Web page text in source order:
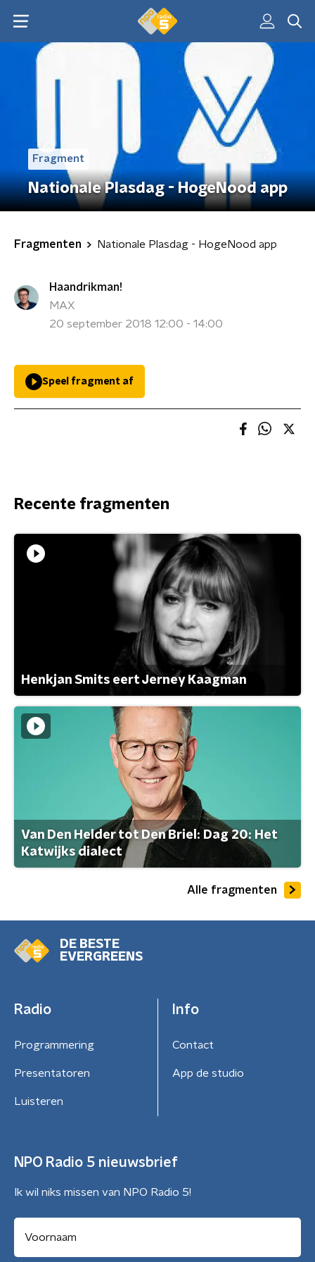
Fragment
Nationale Plasdag - HogeNood app
Fragmenten Nationale Plasdag - HogeNood app
Haandrikman!
MAX
20 september 2018 12:00 - 14:00
Speel fragment af
Recente fragmenten
Henkjan Smits eert Jerney Kaagman
Van Den Helder tot Den Briel: Dag 20: Het
Katwijks dialect
Alle fragmenten
DE BESTE
EVERGREENS
Radio
Programmering
Presentatoren
Luisteren
Info
Contact
App de studio
NPO Radio 5 nieuwsbrief
Ik wil niks missen van NPO Radio 5!